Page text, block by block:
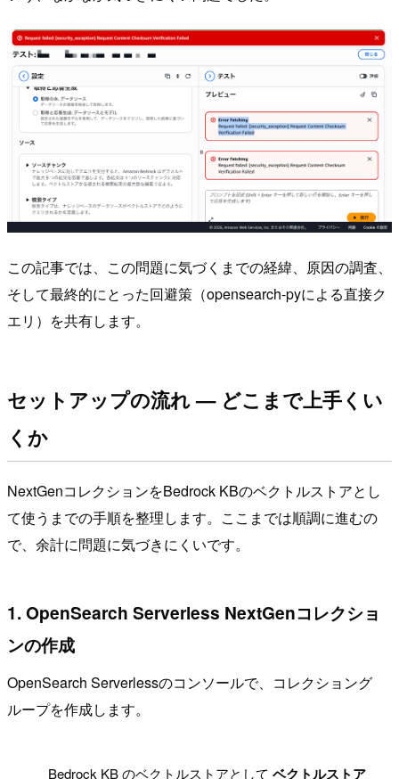
この記事では、この問題に気づくまでの経緯、原因の調査、
そして最終的にとった回避策（opensearch-pyによる直接ク
エリ）を共有します。
セットアップの流れ — どこまで上手くい
くか
NextGenコレクションをBedrock KBのベクトルストアとし
て使うまでの手順を整理します。ここまでは順調に進むの
で、余計に問題に気づきにくいです。
1. OpenSearch Serverless NextGenコレクショ
ンの作成
OpenSearch Serverlessのコンソールで、コレクショング
ループを作成します。
Bedrock KB のベクトルストアとしてベクトルストア